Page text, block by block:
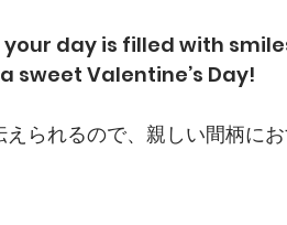
day is filled with
sweet Valentine’s Day!
られるので、親しい間柄に